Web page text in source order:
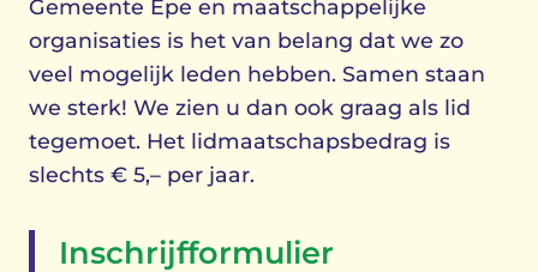
Gemeente Epe en maatschappelijke
organisaties is het van belang dat we zo
veel mogelijk leden hebben. Samen staan
we sterk! We zien u dan ook graag als lid
tegemoet. Het lidmaatschapsbedrag is
slechts € 5,– per jaar.
Inschrijfformulier